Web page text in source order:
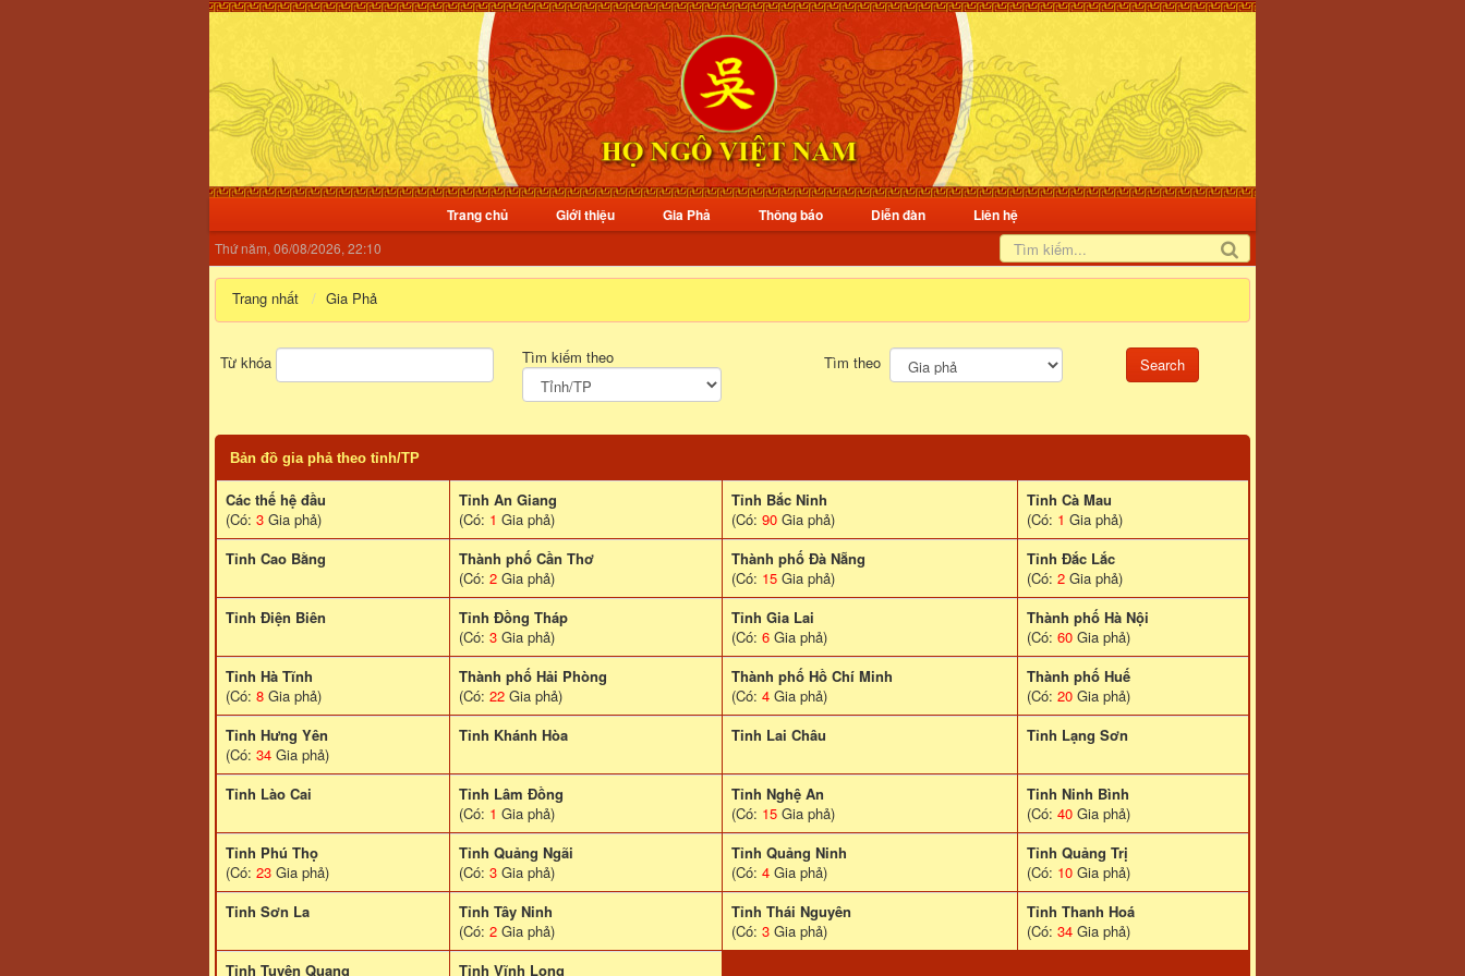
Trang chủ Giới thiệu Gia Phả Thông báo Diễn đàn Liên hệ
Thứ năm, 06/08/2026, 22:10
Trang nhất Gia Phả
Từ khóa Tìm kiếm theo Tìm theo
Bản đồ gia phả theo tỉnh/TP
Các thế hệ đầu
(Có: 3 Gia phả)
Tỉnh An Giang
(Có: 1 Gia phả)
Tỉnh Bắc Ninh
(Có: 90 Gia phả)
Tỉnh Cà Mau
(Có: 1 Gia phả)
Tỉnh Cao Bằng
Thành phố Cần Thơ
(Có: 2 Gia phả)
Thành phố Đà Nẵng
(Có: 15 Gia phả)
Tỉnh Đắc Lắc
(Có: 2 Gia phả)
Tỉnh Điện Biên
Tỉnh Đồng Tháp
(Có: 3 Gia phả)
Tỉnh Gia Lai
(Có: 6 Gia phả)
Thành phố Hà Nội
(Có: 60 Gia phả)
Tỉnh Hà Tĩnh
(Có: 8 Gia phả)
Thành phố Hải Phòng
(Có: 22 Gia phả)
Thành phố Hồ Chí Minh
(Có: 4 Gia phả)
Thành phố Huế
(Có: 20 Gia phả)
Tỉnh Hưng Yên
(Có: 34 Gia phả)
Tỉnh Khánh Hòa Tinh Lai Châu Tỉnh Lạng Sơn
Tỉnh Lào Cai
Tỉnh Lâm Đồng
(Có: 1 Gia phả)
Tỉnh Nghệ An
(Có: 15 Gia phả)
Tinh Ninh Bình
(Có: 40 Gia phả)
Tỉnh Phú Thọ
(Có: 23 Gia phả)
Tỉnh Quảng Ngãi
(Có: 3 Gia phả)
Tỉnh Quảng Ninh
(Có: 4 Gia phả)
Tỉnh Quảng Trị
(Có: 10 Gia phả)
Tinh Sơn La
Tỉnh Tây Ninh
(Có: 2 Gia phả)
Tỉnh Thái Nguyên
(Có: 3 Gia phả)
Tỉnh Thanh Hoá
(Có: 34 Gia phả)
Tỉnh Tuyên Quang
Tỉnh Vĩnh Long